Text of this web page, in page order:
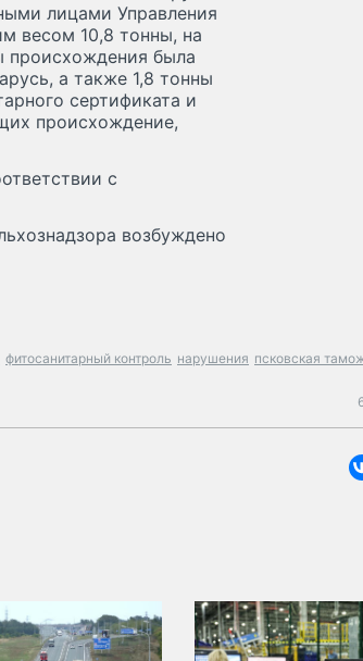
лицами Управления
весом 10,8 тонны, на
происхождения была
а также 1,8 тонны
сертификата и
происхождение,
с
возбуждено
фитосанитарный контроль нарушения псковская